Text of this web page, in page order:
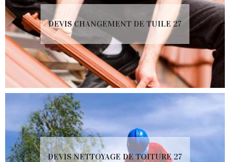
DEVIS CHANGEMENT DE TUILE 27
DEVIS NETTOYAGE DE TOITURE 27